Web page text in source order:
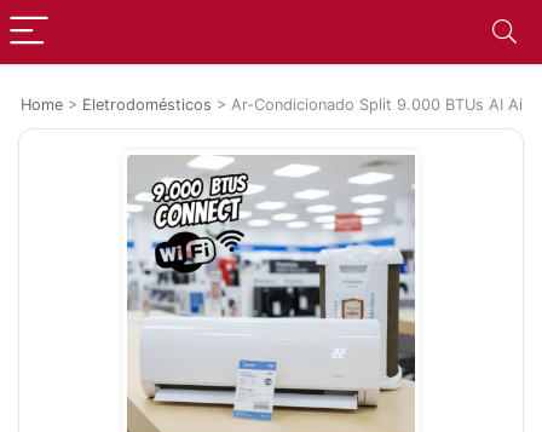
Home > Eletrodomésticos > Ar-Condicionado Split 9.000 BTUs AI